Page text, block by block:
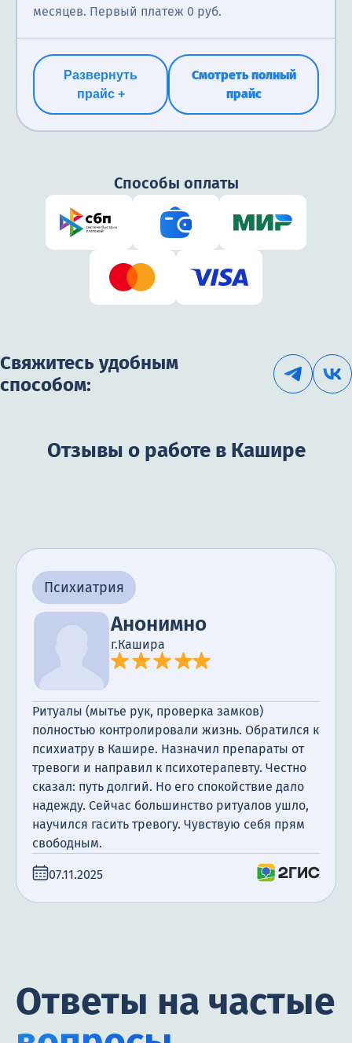
месяцев. Первый платеж 0 руб.
Развернуть
прайс +
Смотреть полный
прайс
Способы оплаты
Свяжитесь удобным
способом:
Отзывы о работе в Кашире
Психиатрия
Анонимно
г.Кашира
Ритуалы (мытье рук, проверка замков)
полностью контролировали жизнь. Обратился к
психиатру в Кашире. Назначил препараты от
тревоги и направил к психотерапевту. Честно
сказал: путь долгий. Но его спокойствие дало
надежду. Сейчас большинство ритуалов ушло,
научился гасить тревогу. Чувствую себя прям
свободным.
07.11.2025
Ответы на частые